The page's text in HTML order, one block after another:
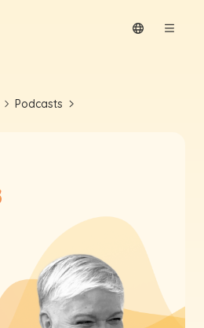
Podcasts